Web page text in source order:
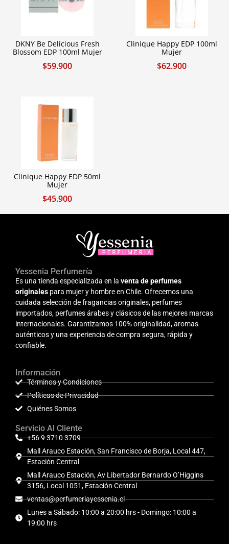
DKNY Be Delicious Fresh
Blossom EDP 100ml Mujer
$59.900
Clinique Happy EDP 100ml
Mujer
$62.900
Clinique Happy EDP 50ml
Mujer
$45.900
Yessenia Perfumería
Es una tienda especializada en la venta de perfumes
originales para mujer y hombre en Chile. Ofrecemos una
cuidada selección de fragancias originales, perfumes
importados, perfumes árabes y clásicos de las mejores marcas
internacionales. Garantizamos 100% originalidad, aromas
auténticos y una experiencia de compra segura, rápida y
confiable.
Información
Términos y Condiciones
Políticas de Privacidad
Quiénes Somos
Servicio Al Cliente
+56 9 3710 3709
Mall Arauco Estación, San Francisco de Borja, Local 447,
Estación Central
Mall Arauco Estación, Av Libertador Bernardo O’Higgins
3156, Local 1051, Estación Central
ventas@perfumeriayessenia.cl
Lunes a Sábado: 10:00 a 20:00 hrs - Domingo: 10:00 a
19:00 hrs